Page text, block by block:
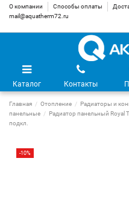
О компании Способы оплаты
mail@aquatherm72.ru
Каталог Контакты
Главная Отопление Радиаторы и
панельные
Радиатор панельный Royal
подкл.
-10%